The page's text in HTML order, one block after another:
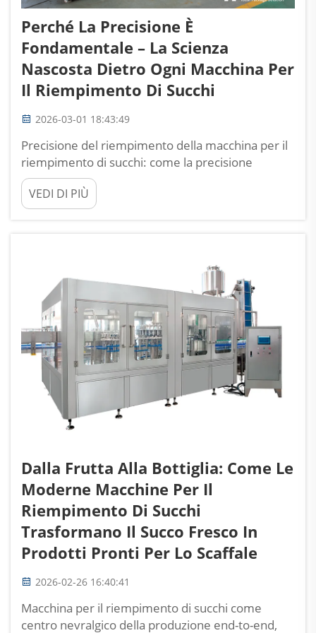
Perché La Precisione È
Fondamentale – La Scienza
Nascosta Dietro Ogni Macchina Per
Il Riempimento Di Succhi
2026-03-01 18:43:49
Precisione del riempimento della macchina per il
riempimento di succhi: come la precisione
garantisce la coerenza del prodotto succo. Perché
una deviazione di ±0,5 mL comporta il rigetto del
lotto nelle linee di succhi premium. Quando i
VEDI DI PIÙ
Dalla Frutta Alla Bottiglia: Come Le
Moderne Macchine Per Il
Riempimento Di Succhi
Trasformano Il Succo Fresco In
Prodotti Pronti Per Lo Scaffale
2026-02-26 16:40:41
Macchina per il riempimento di succhi come
centro nevralgico della produzione end-to-end,